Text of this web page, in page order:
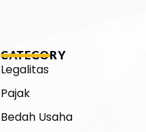
CATEGORY
Legalitas
Pajak
Bedah Usaha